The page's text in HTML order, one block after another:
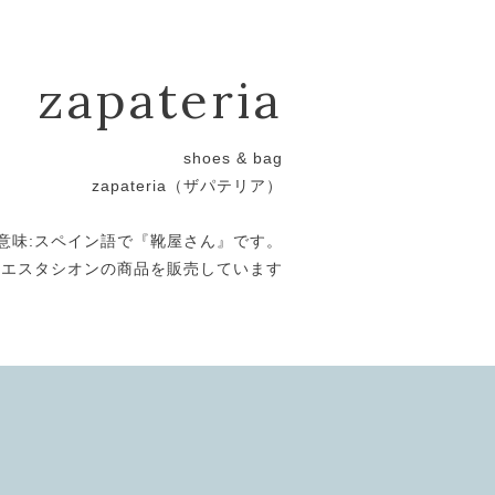
zapateria
shoes & bag
zapateria（ザパテリア）
味:スペイン語で『靴屋さん』です。
エスタシオンの商品を販売しています